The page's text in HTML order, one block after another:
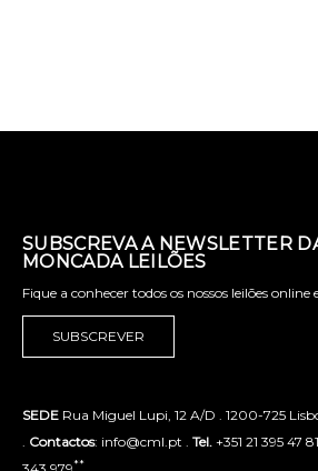
SUBSCREVA A NEWSLETTER
MONCADA LEILÕES
Fique a conhecer todos os nossos leilões online
SUBSCREVER
SEDE Rua Miguel Lupi, 12 A/D . 1200-725
Contactos: info@cml.pt . Tel. +351 21 395 47 81
**